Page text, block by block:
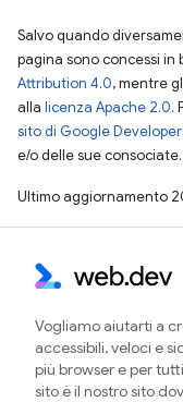
Salvo quando
pagina sono concessi in
Attribution 4.0, mentre
alla licenza Apache 2.0.
sito di Google
e/o delle sue consociate.
Ultimo aggiornamento
Vogliamo aiutarti a
accessibili, veloci e
più browser e per
sito è il nostro sito